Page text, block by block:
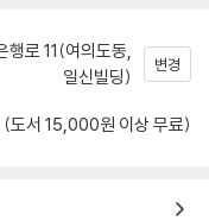
행로 11(여의도동,
일신빌딩)
변경
(도서 15,000원 이상 무료)